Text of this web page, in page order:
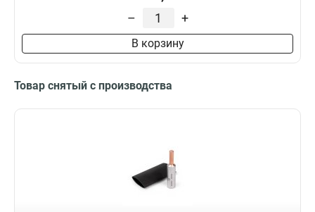
– +
В корзину
Товар снятый с производства